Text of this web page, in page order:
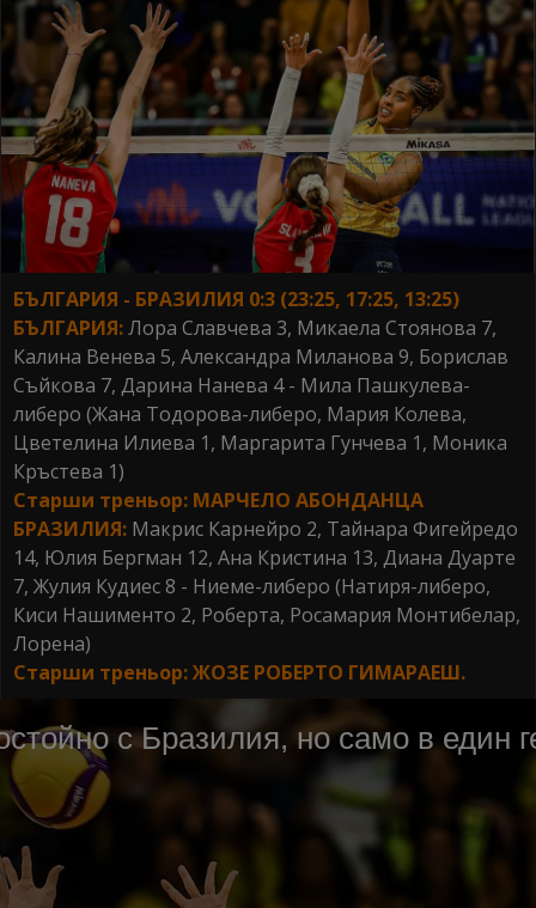
БЪЛГАРИЯ - БРАЗИЛИЯ 0:3 (23:25, 17:25, 13:25)
БЪЛГАРИЯ:Лора Славчева 3, Микаела Стоянова 7,
Калина Венева 5, Александра Миланова 9, Борислав
Съйкова 7, Дарина Нанева 4 - Мила Пашкулева-
либеро (Жана Тодорова-либеро, Мария Колева,
Цветелина Илиева 1, Маргарита Гунчева 1, Моника
Кръстева 1)
Старши треньор: МАРЧЕЛО АБОНДАНЦА
БРАЗИЛИЯ: Макрис Карнейро 2, Тайнара Фигейредо
14, Юлия Бергман 12, Ана Кристина 13, Диана Дуарте
7, Жулия Кудиес 8 - Ниеме-либеро (Натиря-либеро,
Киси Нашименто 2, Роберта, Росамария Монтибелар,
Лорена)
Старши треньор: ЖОЗЕ РОБЕРТО ГИМАРАЕШ.